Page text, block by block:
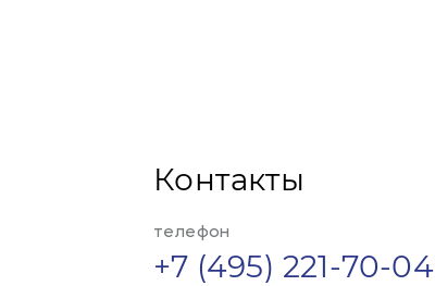
Контакты
телефон
+7 (495) 221-70-04